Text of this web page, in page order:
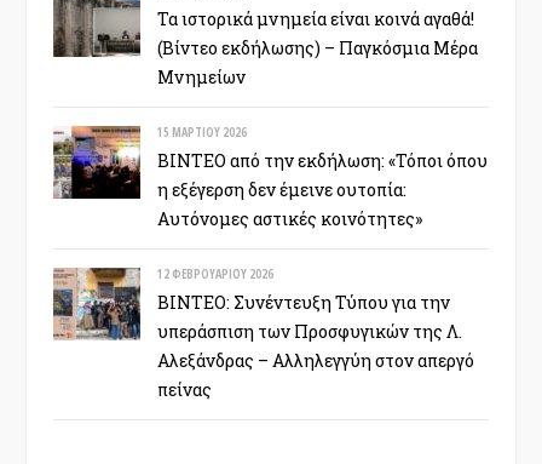
Τα ιστορικά μνημεία είναι κοινά αγαθά!
(Βίντεο εκδήλωσης) – Παγκόσμια Μέρα
Μνημείων
15 ΜΑΡΤΊΟΥ 2026
ΒΙΝΤΕΟ από την εκδήλωση: «Τόποι όπου
η εξέγερση δεν έμεινε ουτοπία:
Αυτόνομες αστικές κοινότητες»
12 ΦΕΒΡΟΥΑΡΊΟΥ 2026
ΒΙΝΤΕΟ: Συνέντευξη Τύπου για την
υπεράσπιση των Προσφυγικών της Λ.
Αλεξάνδρας – Αλληλεγγύη στον απεργό
πείνας